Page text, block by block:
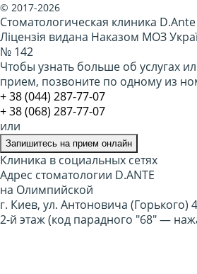
© 2017-2026
Стоматологическая клиника D.Ante
Ліцензія видана Наказом МОЗ
№ 142
Чтобы узнать больше об услугах
прием, позвоните по одному из
​+ 38 (044) 287-77-07
+ 38 (068) 287-77-07
или
Запишитесь на прием онлайн
Клиника в социальных сетях
Адрес стоматологии D.ANTE
на Олимпийской
г. Киев, ул. Антоновича (Горького)
2-й этаж (код парадного "68" —